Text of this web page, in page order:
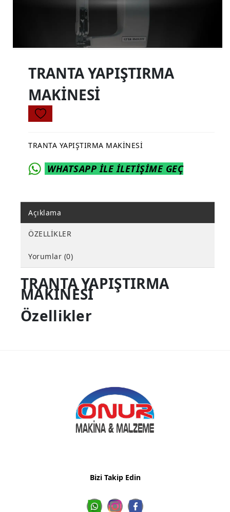
TRANTA YAPIŞTIRMA
MAKİNESİ
TRANTA YAPIŞTIRMA MAKİNESİ
WHATSAPP İLE İLETİŞİME GEÇ
Açıklama
ÖZELLİKLER
Yorumlar (0)
TRANTA YAPIŞTIRMA
MAKİNESİ
Özellikler
Bizi Takip Edin